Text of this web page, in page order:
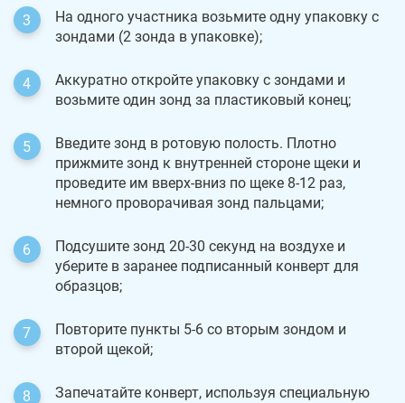
На одного участника возьмите одну упаковку с
зондами (2 зонда в упаковке);
Аккуратно откройте упаковку с зондами и
возьмите один зонд за пластиковый конец;
Введите зонд в ротовую полость. Плотно
прижмите зонд к внутренней стороне щеки и
проведите им вверх-вниз по щеке 8-12 раз,
немного проворачивая зонд пальцами;
Подсушите зонд 20-30 секунд на воздухе и
уберите в заранее подписанный конверт для
образцов;
Повторите пункты 5-6 со вторым зондом и
второй щекой;
Запечатайте конверт, используя специальную